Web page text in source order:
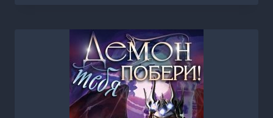
ИЗ
РОДА
АШИНА